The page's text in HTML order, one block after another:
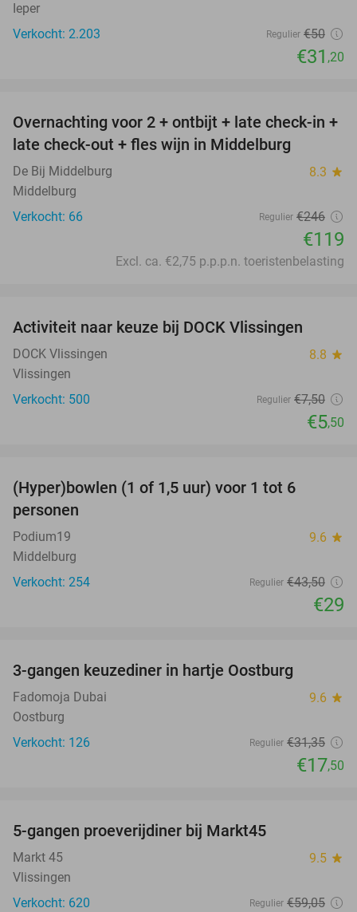
Ieper
Verkocht: 2.203
Regulier €50
€31 ,20
52%
Overnachting voor 2 + ontbijt + late check-in +
late check-out + fles wijn in Middelburg
De Bij Middelburg 8.3 star
Middelburg
Verkocht: 66
Regulier €246
€119
Excl. ca. €2,75 p.p.p.n. toeristenbelasting
Activiteit naar keuze bij DOCK Vlissingen
DOCK Vlissingen 8.8 star
Vlissingen
Verkocht: 500
Regulier €7,50
€5,50
(Hyper)bowlen (1 of 1,5 uur) voor 1 tot 6
personen
Podium19 9.6 star
Middelburg
Verkocht: 254
Regulier €43,50
€29
3-gangen keuzediner in hartje Oostburg
Fadomoja Dubai 9.6 star
Oostburg
Verkocht: 126
Regulier €31,35
€17,50
5-gangen proeverijdiner bij Markt45
Markt 45 9.5 star
Vlissingen
Verkocht: 620
Regulier €59,05